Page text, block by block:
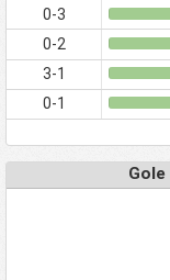
0-3
0-2
3-1
0-1
Gole